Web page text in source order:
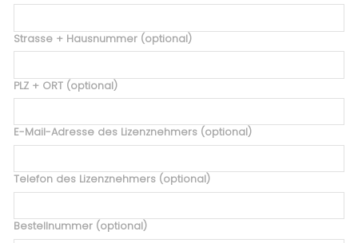
Strasse + Hausnummer (optional)
PLZ + ORT (optional)
E-Mail-Adresse des Lizenznehmers (optional)
Telefon des Lizenznehmers (optional)
Bestellnummer (optional)